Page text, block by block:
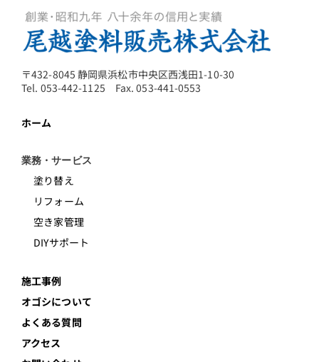
〒432-8045 静岡県浜松市中央区西浅田1-10-30
Tel. 053-442-1125 Fax. 053-441-0553
ホーム
業務・サービス
塗り替え
リフォーム
空き家管理
DIYサポート
施工事例
オゴシについて
よくある質問
アクセス